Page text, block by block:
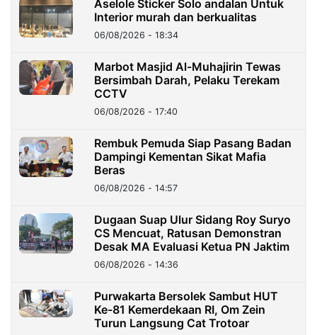
Aselole Sticker Solo andalan Untuk
Interior murah dan berkualitas
06/08/2026 - 18:34
Marbot Masjid Al-Muhajirin Tewas
Bersimbah Darah, Pelaku Terekam
CCTV
06/08/2026 - 17:40
Rembuk Pemuda Siap Pasang Badan
Dampingi Kementan Sikat Mafia
Beras
06/08/2026 - 14:57
Dugaan Suap Ulur Sidang Roy Suryo
CS Mencuat, Ratusan Demonstran
Desak MA Evaluasi Ketua PN Jaktim
06/08/2026 - 14:36
Purwakarta Bersolek Sambut HUT
Ke-81 Kemerdekaan RI, Om Zein
Turun Langsung Cat Trotoar